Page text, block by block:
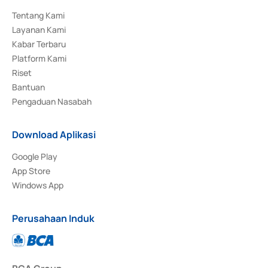
Tentang Kami
Layanan Kami
Kabar Terbaru
Platform Kami
Riset
Bantuan
Pengaduan Nasabah
Download Aplikasi
Google Play
App Store
Windows App
Perusahaan Induk